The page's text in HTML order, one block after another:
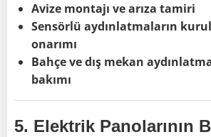
Avize montajı ve arıza tamiri
Sensörlü aydınlatmaların
onarımı
Bahçe ve dış mekan
bakımı
5. Elektrik Panolarının